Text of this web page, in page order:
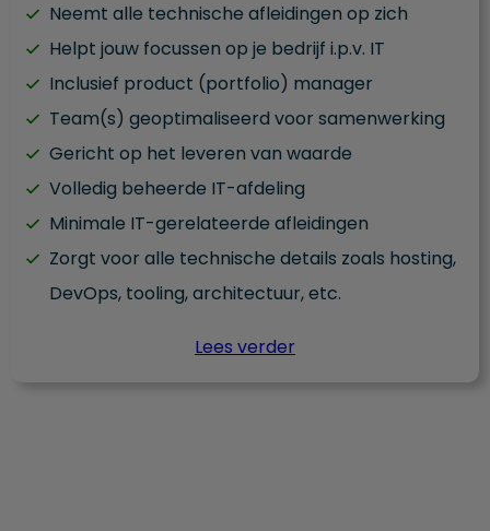
Neemt alle technische afleidingen op zich
Helpt jouw focussen op je bedrijf i.p.v. IT
Inclusief product (portfolio) manager
Team(s) geoptimaliseerd voor samenwerking
Gericht op het leveren van waarde
Volledig beheerde IT-afdeling
Minimale IT-gerelateerde afleidingen
Zorgt voor alle technische details zoals hosting,
DevOps, tooling, architectuur, etc.
Lees verder